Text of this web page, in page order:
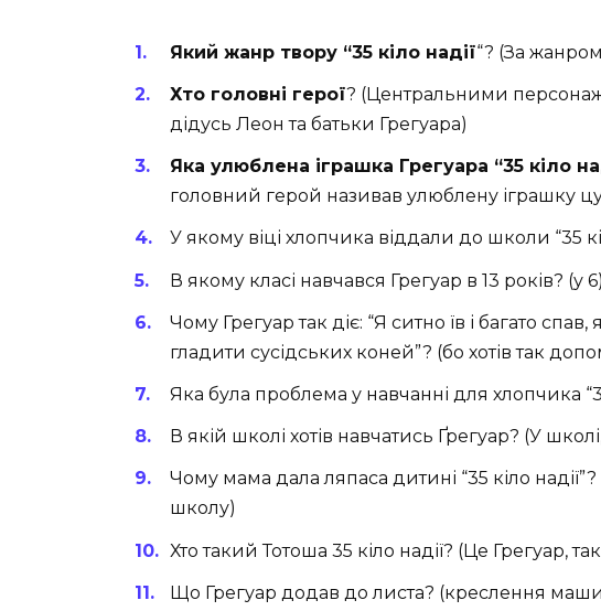
Який жанр твору “35 кіло надії“? (За
Хто головні герої? (Центральними
дідусь Леон та батьки Грегуара)
Яка улюблена іграшка Грегуара “35 кіло
головний герой називав улюблену іграшку
У якому віці хлопчика віддали до школи “35
В якому класі навчався Грегуар в 13 років? (у 6)
Чому Грегуар так діє: “Я ситно їв і багато
гладити сусідських коней”? (бо хотів так
Яка була проблема у навчанні для хлопчика
В якій школі хотів навчатись Ґрегуар? (У
Чому мама дала ляпаса дитині “35 кіло
школу)
Хто такий Тотоша 35 кіло надії? (Це Грегуар,
Що Грегуар додав до листа? (креслення